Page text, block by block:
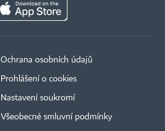
Ochrana osobních údajů
Prohlášení o cookies
Nastavení soukromí
Všeobecné smluvní podmínky